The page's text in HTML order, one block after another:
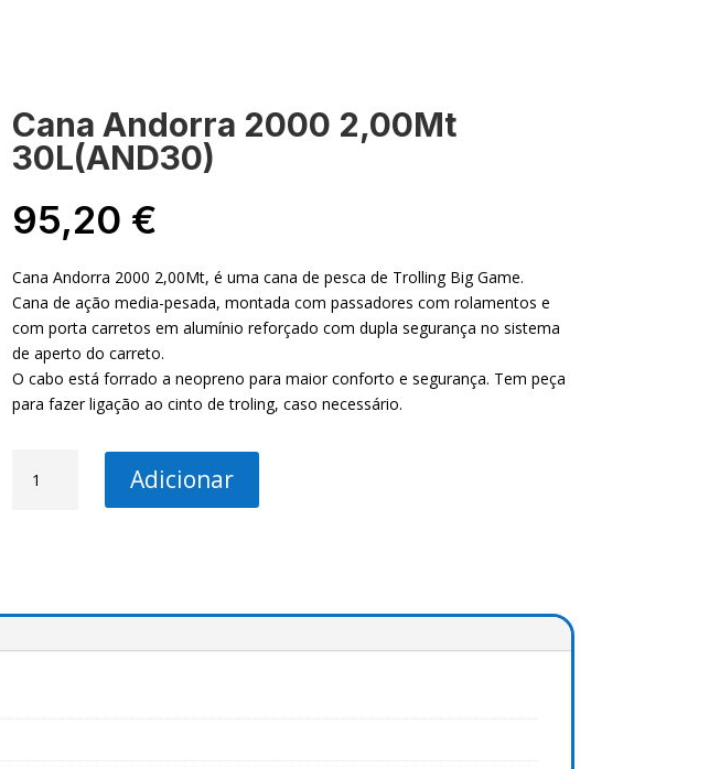
Cana Andorra 2000 2,00Mt
30L(AND30)
95,20 €
Cana Andorra 2000 2,00Mt, é uma cana de pesca de Trolling Big Game.
Cana de ação media-pesada, montada com passadores com rolamentos e
com porta carretos em alumínio reforçado com dupla segurança no sistema
de aperto do carreto.
O cabo está forrado a neopreno para maior conforto e segurança. Tem peça
para fazer ligação ao cinto de troling, caso necessário.
30L(AND30)
Adicionar